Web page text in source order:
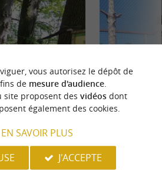
– LA FORÊT DES
EN FAMILLE Un
de la ...
situé en face du
découvrirez sur ...
vous autorisez le dépôt de
de mesure d'audience.
site proposent des vidéosdont
également des cookies.
EN SAVOIR PLUS
J'ACCEPTE